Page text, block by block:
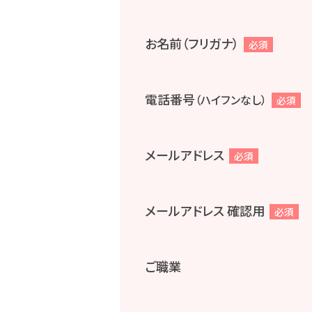
お名前（フリガナ） 必須
電話番号 （ハイフンなし） 必須
メールアドレス 必須
メールアドレス 確認用 必須
ご職業